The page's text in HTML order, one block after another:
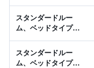
スタンダードルー
ム、ベッドタイプ情
スタンダードルー
ム、ベッドタイプ情